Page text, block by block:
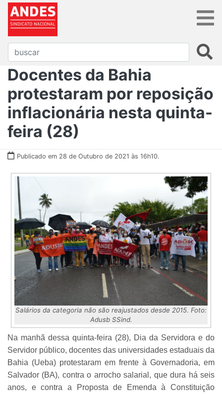
Docentes da Bahia
protestaram por reposição
inflacionária nesta quinta-
feira (28)
Publicado em 28 de Outubro de 2021 às 16h10.
Salários da categoria não são reajustados desde 2015. Foto:
Adusb SSind.
Na manhã dessa quinta-feira (28), Dia da Servidora e do
Servidor público, docentes das universidades estaduais da
Bahia (Ueba) protestaram em frente à Governadoria, em
Salvador (BA), contra o arrocho salarial, que dura há seis
anos, e contra a Proposta de Emenda à Constituição